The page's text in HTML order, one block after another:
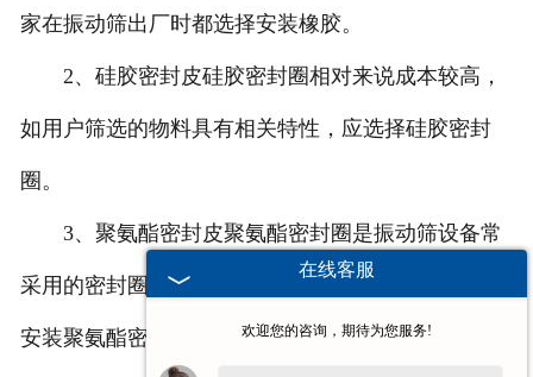
家在振动筛出厂时都选择安装橡胶。
2、硅胶密封皮硅胶密封圈相对来说成本较高，
如用户筛选的物料具有相关特性，应选择硅胶密封
圈。
3、聚氨酯密封皮聚氨酯密封圈是振动筛设备常
采用的密封圈，筛分具有相关特性物料的用户应选择
安装聚氨酯密封圈。
在线客服
欢迎您的咨询，期待为您服务!